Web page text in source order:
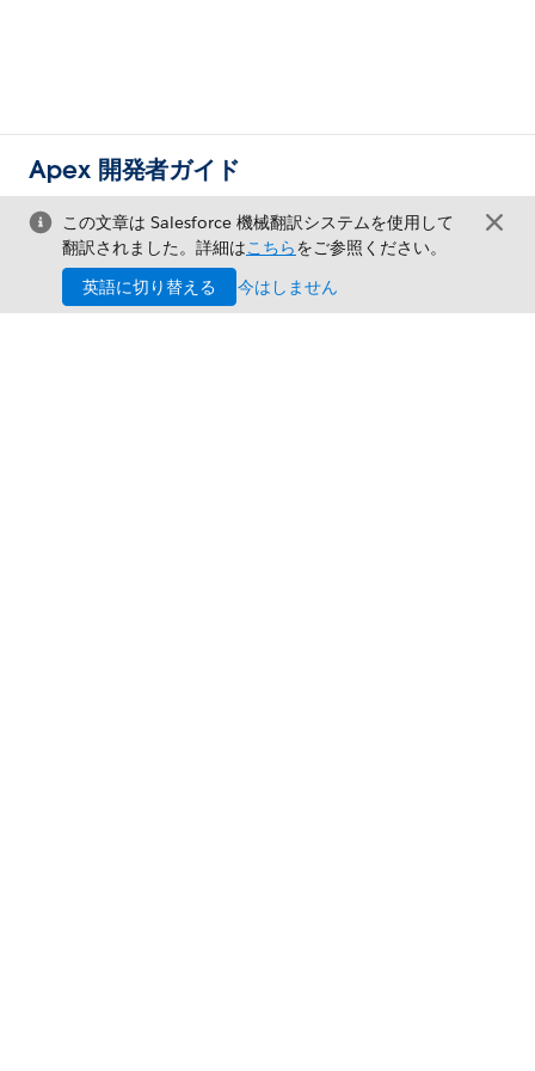
Apex 開発者ガイド
この文章は Salesforce 機械翻訳システムを使用して
翻訳されました。詳細はこちらをご参照ください。
英語に切り替える
今はしません